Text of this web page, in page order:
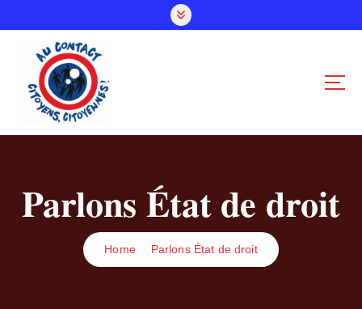
o
Parlons État de droit
Home Parlons État de droit